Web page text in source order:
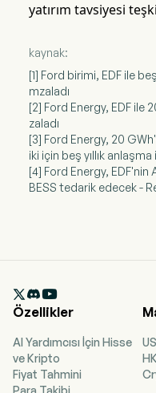
yatırım tavsiyesi
kaynak:
[1] Ford birimi, EDF ile
mzaladı
[2] Ford Energy, EDF ile
zaladı
[3] Ford Energy, 20
iki için beş yıllık
[4] Ford Energy,
BESS tedarik edecek -

Özellikler
AI Yardımcısı İçin Hisse
ve Kripto
Fiyat Tahmini
Para Takibi